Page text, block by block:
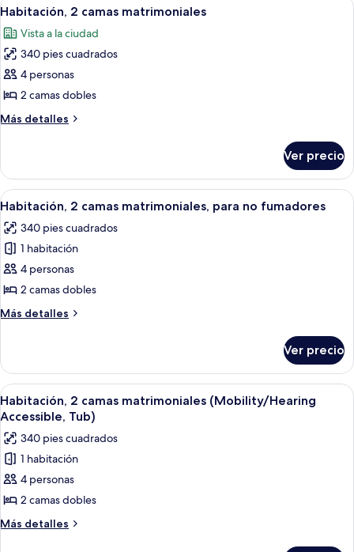
matrimoniales
todas
las
fotos
de
Habitación,
2
camas
7
Habitación, 2 camas matrimoniales
Vista a la ciudad
340 pies cuadrados
4 personas
2 camas dobles
Más detalles
Más
2
camas
matrimoniales
Ver precio
Abrir
todas
las
fotos
de
Habitación,
2
camas
para
no
fumadores
Habitación de hotel con dos camas,
5
Habitación, 2 camas matrimoniales, para no fumadores
340 pies cuadrados
1 habitación
4 personas
2 camas dobles
Más detalles
Más
2
camas
matrimoniales,
para
fumadores
Ver precio
Abrir
todas
las
fotos
de
Habitación,
2
camas
Habitación de hotel con dos camas,
8
Habitación, 2 camas matrimoniales (Mobility/Hearing
Accessible, Tub)
340 pies cuadrados
1 habitación
4 personas
2 camas dobles
Más detalles
Más